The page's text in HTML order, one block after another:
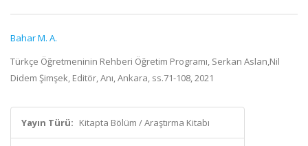
Bahar M. A.
Türkçe Öğretmeninin Rehberi Öğretim Programı, Serkan Aslan,Nil
Didem Şimşek, Editör, Anı, Ankara, ss.71-108, 2021
Yayın Türü: Kitapta Bölüm / Araştırma Kitabı